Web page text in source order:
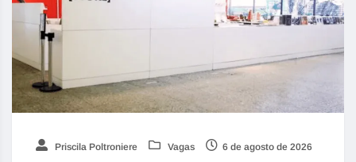
Priscila Poltroniere Vagas 6 de agosto de 2026